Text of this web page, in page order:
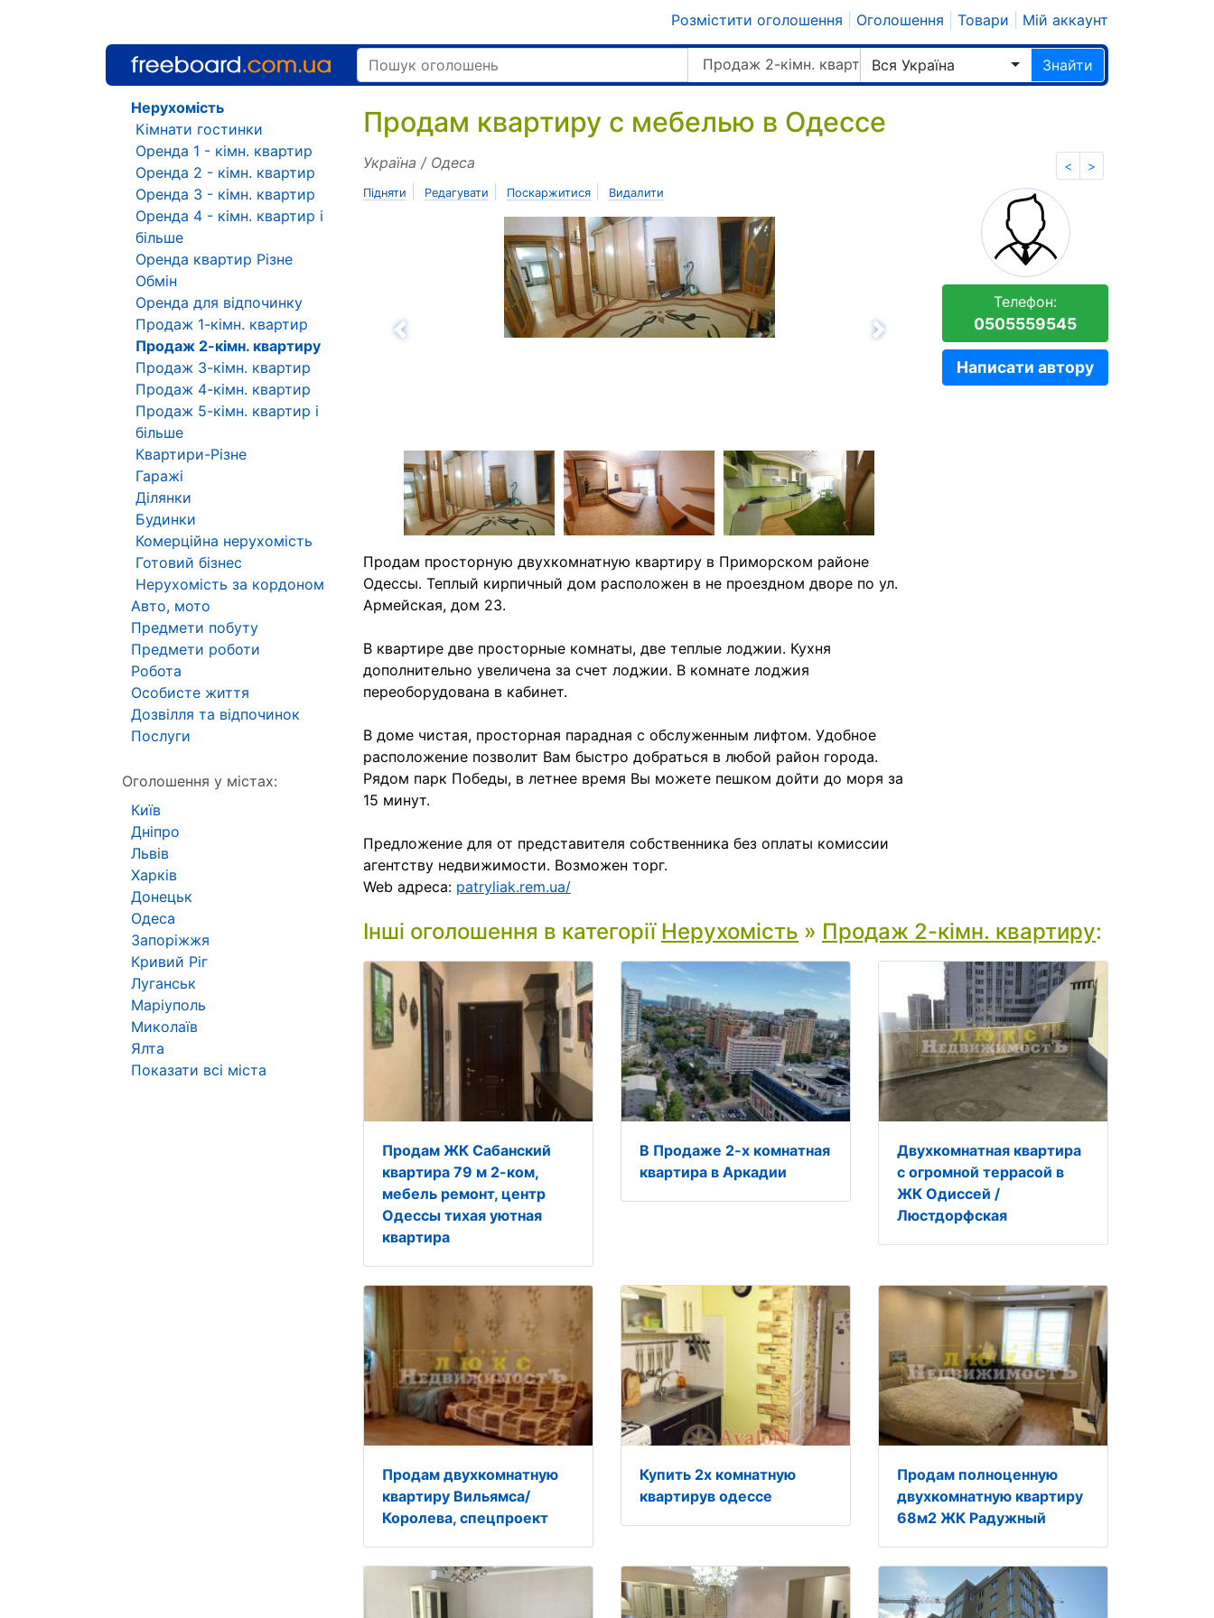
Розмістити оголошення Оголошення Товари Мій аккаунт
Продаж 2-кімн. квартируВся Україна Знайти
Продам квартиру с мебелью в Одессе
< >
Україна / Одеса
Підняти Редагувати Поскаржитися Видалити
Назад
Продам просторную двухкомнатную квартиру в Приморском районе
Одессы. Теплый кирпичный дом расположен в не проездном дворе по ул.
Армейская, дом 23.
В квартире две просторные комнаты, две теплые лоджии. Кухня
дополнительно увеличена за счет лоджии. В комнате лоджия
переоборудована в кабинет.
В доме чистая, просторная парадная с обслуженным лифтом. Удобное
расположение позволит Вам быстро добраться в любой район города.
Рядом парк Победы, в летнее время Вы можете пешком дойти до моря за
15 минут.
Предложение для от представителя собственника без оплаты комиссии
агентству недвижимости. Возможен торг.
Web адреса: patryliak.rem.ua/
Телефон:
0505559545
Написати автору
Інші оголошення в категорії Нерухомість » Продаж 2-кімн. квартиру:
Продам ЖК Сабанский
квартира 79 м 2-ком,
мебель ремонт, центр
Одессы тихая уютная
квартира
В Продаже 2-х комнатная
квартира в Аркадии
Двухкомнатная квартира
с огромной террасой в
ЖК Одиссей /
Люстдорфская
Продам двухкомнатную
квартиру Вильямса/
Королева, спецпроект
Купить 2х комнатную
квартирув одессе
Продам полноценную
двухкомнатную квартиру
68м2 ЖК Радужный
Нерухомість
Кімнати гостинки
Оренда 1 - кімн. квартир
Оренда 2 - кімн. квартир
Оренда 3 - кімн. квартир
Оренда 4 - кімн. квартир і
більше
Оренда квартир Різне
Обмін
Оренда для відпочинку
Продаж 1-кімн. квартир
Продаж 2-кімн. квартиру
Продаж 3-кімн. квартир
Продаж 4-кімн. квартир
Продаж 5-кімн. квартир і
більше
Квартири-Різне
Гаражі
Ділянки
Будинки
Комерційна нерухомість
Готовий бізнес
Нерухомість за кордоном
Авто, мото
Предмети побуту
Предмети роботи
Робота
Особисте життя
Дозвілля та відпочинок
Послуги
Оголошення у містах:
Київ
Дніпро
Львів
Харків
Донецьк
Одеса
Запоріжжя
Кривий Ріг
Луганськ
Маріуполь
Миколаїв
Ялта
Показати всі міста